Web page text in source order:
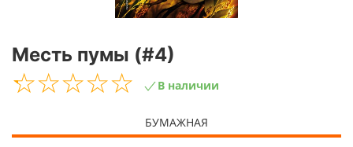
Месть пумы (#4)
☆☆☆☆☆
★★★★★ В наличии
БУМАЖНАЯ